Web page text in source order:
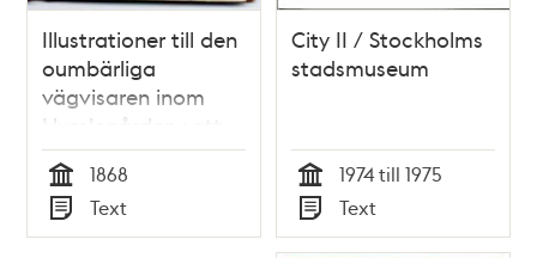
Illustrationer till den
oumbärliga
vägvisaren inom
Humlegården : ett
minne af det XII
Allmänna
Landtbruksmötet i
Stockholm 1868
Tid
1868
Typ
Text
City II / Stockholms
stadsmuseum
Tid
1974 till 1975
Typ
Text